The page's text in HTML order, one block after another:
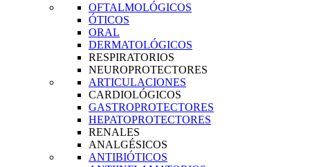
OFTALMOLÓGICOS
ÓTICOS
ORAL
DERMATOLÓGICOS
RESPIRATORIOS
NEUROPROTECTORES
ARTICULACIONES
CARDIOLÓGICOS
GASTROPROTECTORES
HEPATOPROTECTORES
RENALES
ANALGÉSICOS
ANTIBIÓTICOS